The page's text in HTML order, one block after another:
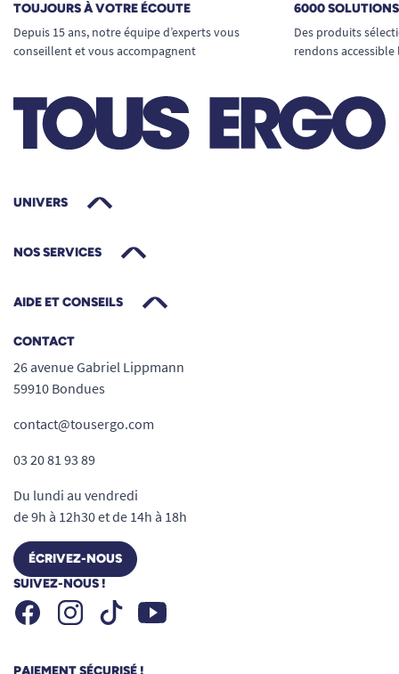
TOUJOURS À VOTRE ÉCOUTE
Depuis 15 ans, notre équipe d’experts vous
conseillent et vous accompagnent
6000
Des produits
rendons
UNIVERS
NOS SERVICES
AIDE ET CONSEILS
CONTACT
26 avenue Gabriel Lippmann
59910 Bondues
contact@tousergo.com
03 20 81 93 89
Du lundi au vendredi
de 9h à 12h30 et de 14h à 18h
ÉCRIVEZ-NOUS
SUIVEZ-NOUS !
FacebookInstagramTiktok Youtube